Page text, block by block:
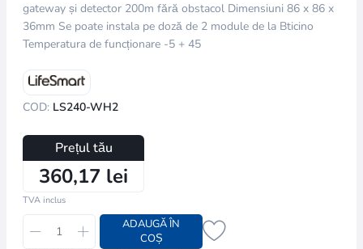
gateway și detector 200m fără obstacol Dimensiuni 86 x 86 x
36mm Se poate instala pe doză de 2 module de la Bticino
Temperatura de funcționare -5 + 45
COD: LS240-WH2
Prețul tău
360,17 lei
TVA inclus
ADAUGĂ ÎN
COȘ